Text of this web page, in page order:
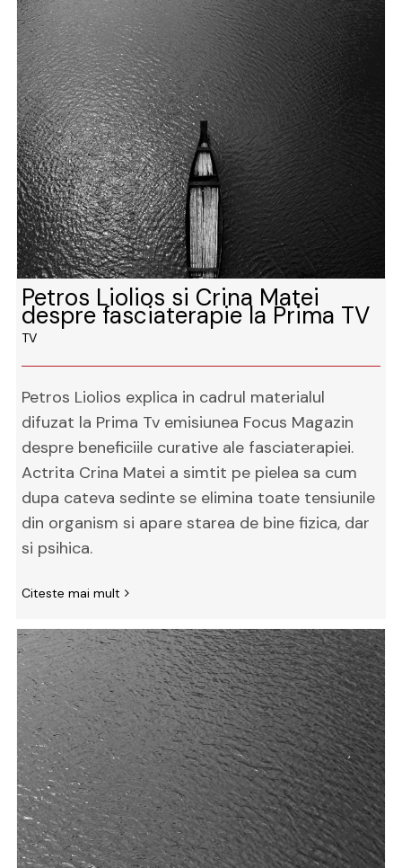
Petros Liolios si Crina Matei
despre fasciaterapie la Prima TV
TV
Petros Liolios explica in cadrul materialul
difuzat la Prima Tv emisiunea Focus Magazin
despre beneficiile curative ale fasciaterapiei.
Actrita Crina Matei a simtit pe pielea sa cum
dupa cateva sedinte se elimina toate tensiunile
din organism si apare starea de bine fizica, dar
si psihica.
Citeste mai mult